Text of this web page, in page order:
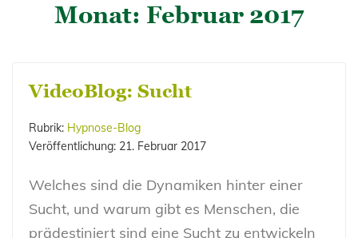
Monat: Februar 2017
VideoBlog: Sucht
Rubrik: Hypnose-Blog
Veröffentlichung: 21. Februar 2017
Welches sind die Dynamiken hinter einer
Sucht, und warum gibt es Menschen, die
prädestiniert sind eine Sucht zu entwickeln